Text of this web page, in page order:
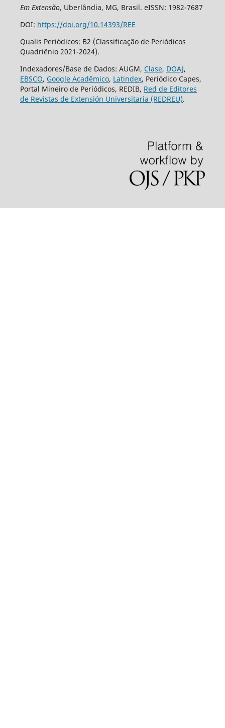
Em Extensão, Uberlândia, MG, Brasil. eISSN: 1982-7687
DOI: https://doi.org/10.14393/REE
Qualis Periódicos: B2 (Classificação de Periódicos
Quadriênio 2021-2024).
Indexadores/Base de Dados: AUGM, Clase, DOAJ,
EBSCO, Google Acadêmico, Latindex, Periódico Capes,
Portal Mineiro de Periódicos, REDIB, Red de Editores
de Revistas de Extensión Universitaria (REDREU).